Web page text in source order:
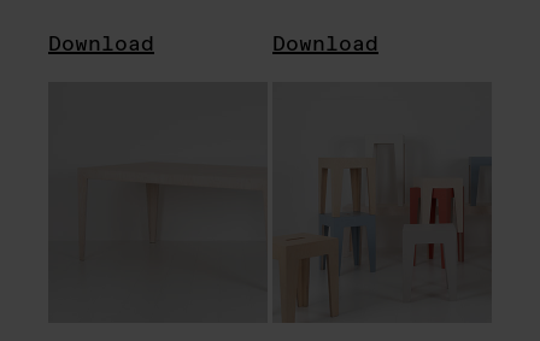
Download Download